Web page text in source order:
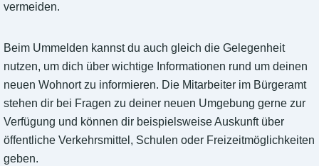
vermeiden.
Beim Ummelden kannst du auch gleich die Gelegenheit
nutzen, um dich über wichtige Informationen rund um deinen
neuen Wohnort zu informieren. Die Mitarbeiter im Bürgeramt
stehen dir bei Fragen zu deiner neuen Umgebung gerne zur
Verfügung und können dir beispielsweise Auskunft über
öffentliche Verkehrsmittel, Schulen oder Freizeitmöglichkeiten
geben.